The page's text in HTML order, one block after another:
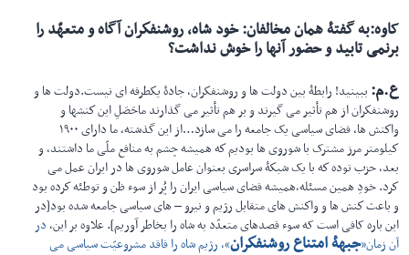
کاوه:به گفتۀ همان مخالفان:خود شاه، روشنفكران آگاه و متعهّد را
برنمی تابید و حضور آنها را خوش نداشت؟
ع.م: ببینید! رابطۀ بین دولت ها و روشنفكران، جادۀ یكطرفه ای نیست.دولت ها و
روشنفكران از هم تأثیر می گیرند و بر هم تأثیر می گذارند ماحَصَلِ این كنشها و
واكنش ها، فضای سیاسی یک جامعه را می سازد…از این گذشته، ما دارای ۱۹۰۰
كیلومتر مرز مشترک با شوروی ها بودیم كه همیشه چشم به منافع ملّی ما داشتند، و
بعد، حزب توده كه با یک شبكۀ سراسری بعنوان عامل شوروی ها در ایران عمل می
كرد. خودِ همین مسئله،همیشه فضای سیاسی ایران را پُر از سوء ظن و توطئه كرده بود
و باعث كنش ها و واكنش های متقابل رژیم و نیرو – های سیاسی جامعه شده بود[در
این باره کافی است که سوء قصدهای متعدّد به شاه را بخاطر آوریم]. علاوه بر این، در
آن زمان«جبهۀ امتناع روشنفكران»، رژیم شاه را فاقد مشروعیّت سیاسی می